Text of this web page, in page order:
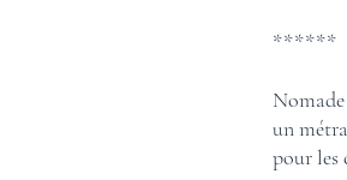
******
un
pour les